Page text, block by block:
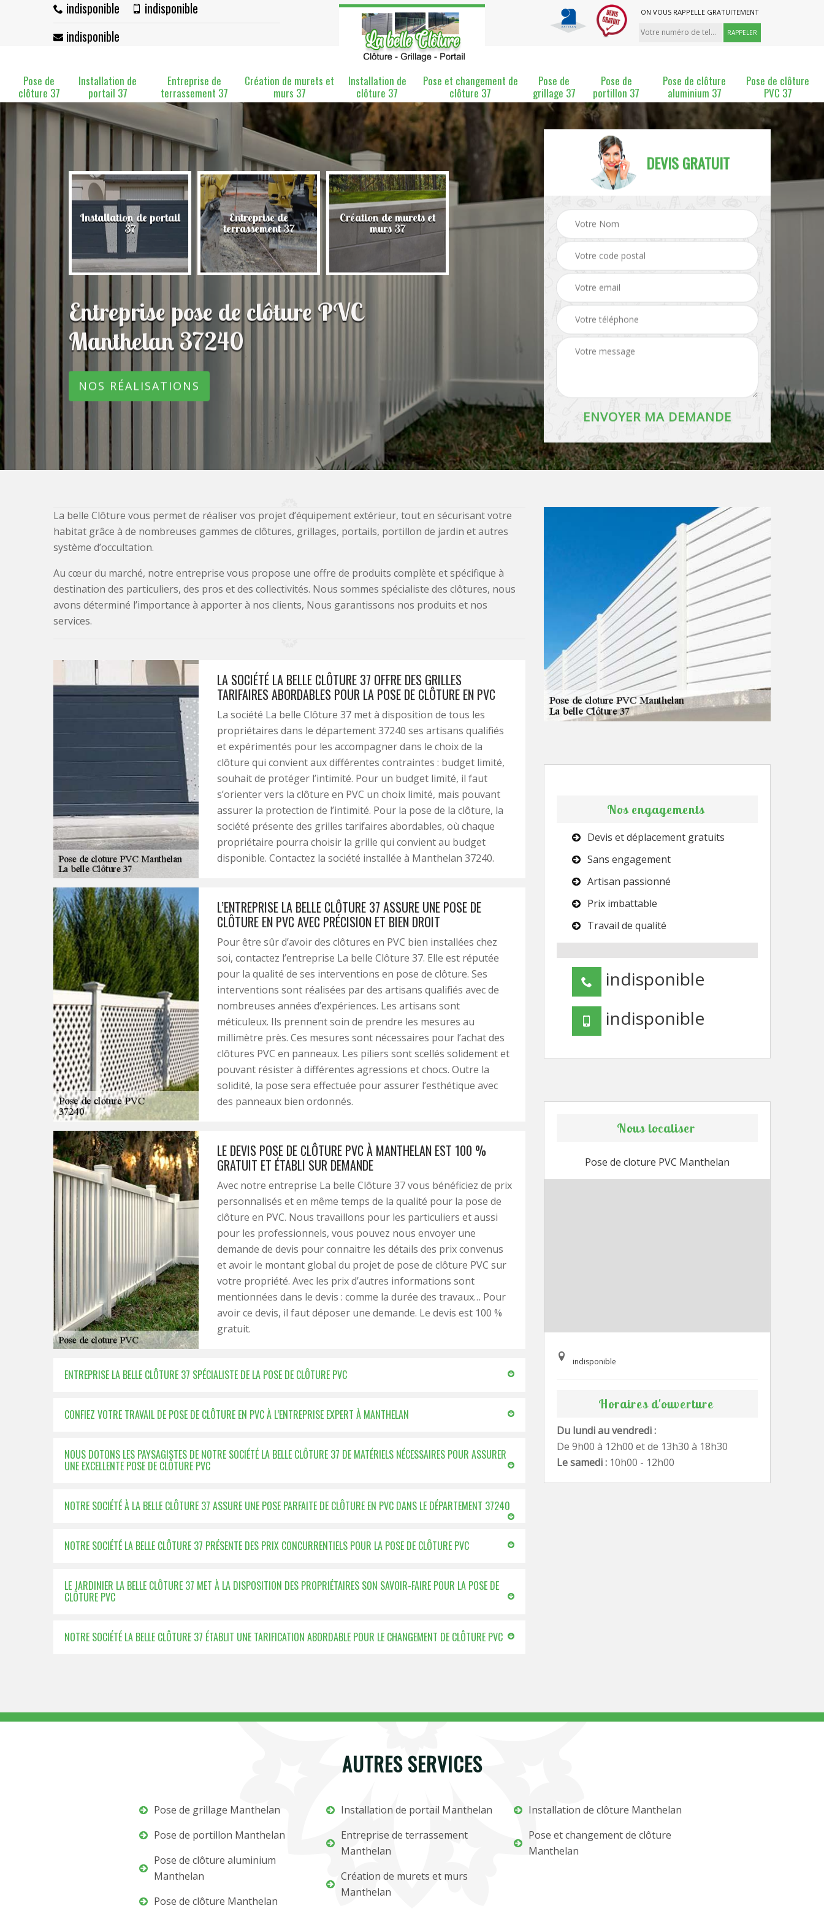
indisponible
indisponible
indisponible
ON VOUS RAPPELLE GRATUITEMENT
Pose de
clôture 37
Installation de
portail 37
Entreprise de
terrassement 37
Création de murets et
murs 37
Installation de
clôture 37
Pose et changement de
clôture 37
Pose de
grillage 37
Pose de
portillon 37
Pose de clôture
aluminium 37
Pose de clôture
PVC 37
37 Installation de portail
37
Entreprise de
terrassement 37
Création de murets et
murs 37
Installation de clôture
37
Pose et changement de Pose de grillage 37
Entreprise pose de clôture PVC
Manthelan 37240
NOS RÉALISATIONS
DEVIS GRATUIT
La belle Clôture vous permet de réaliser vos projet d’équipement extérieur, tout en sécurisant votre
habitat grâce à de nombreuses gammes de clôtures, grillages, portails, portillon de jardin et autres
système d’occultation.
Au cœur du marché, notre entreprise vous propose une offre de produits complète et spécifique à
destination des particuliers, des pros et des collectivités. Nous sommes spécialiste des clôtures, nous
avons déterminé l’importance à apporter à nos clients, Nous garantissons nos produits et nos
services.
LA SOCIÉTÉ LA BELLE CLÔTURE 37 OFFRE DES GRILLES
TARIFAIRES ABORDABLES POUR LA POSE DE CLÔTURE EN PVC
La société La belle Clôture 37 met à disposition de tous les
propriétaires dans le département 37240 ses artisans qualifiés
et expérimentés pour les accompagner dans le choix de la
clôture qui convient aux différentes contraintes : budget limité,
souhait de protéger l’intimité. Pour un budget limité, il faut
s’orienter vers la clôture en PVC un choix limité, mais pouvant
assurer la protection de l’intimité. Pour la pose de la clôture, la
société présente des grilles tarifaires abordables, où chaque
propriétaire pourra choisir la grille qui convient au budget
disponible. Contactez la société installée à Manthelan 37240.
L’ENTREPRISE LA BELLE CLÔTURE 37 ASSURE UNE POSE DE
CLÔTURE EN PVC AVEC PRÉCISION ET BIEN DROIT
Pour être sûr d’avoir des clôtures en PVC bien installées chez
soi, contactez l’entreprise La belle Clôture 37. Elle est réputée
pour la qualité de ses interventions en pose de clôture. Ses
interventions sont réalisées par des artisans qualifiés avec de
nombreuses années d’expériences. Les artisans sont
méticuleux. Ils prennent soin de prendre les mesures au
millimètre près. Ces mesures sont nécessaires pour l’achat des
clôtures PVC en panneaux. Les piliers sont scellés solidement et
pouvant résister à différentes agressions et chocs. Outre la
solidité, la pose sera effectuée pour assurer l’esthétique avec
des panneaux bien ordonnés.
LE DEVIS POSE DE CLÔTURE PVC À MANTHELAN EST 100 %
GRATUIT ET ÉTABLI SUR DEMANDE
Avec notre entreprise La belle Clôture 37 vous bénéficiez de prix
personnalisés et en même temps de la qualité pour la pose de
clôture en PVC. Nous travaillons pour les particuliers et aussi
pour les professionnels, vous pouvez nous envoyer une
demande de devis pour connaitre les détails des prix convenus
et avoir le montant global du projet de pose de clôture PVC sur
votre propriété. Avec les prix d’autres informations sont
mentionnées dans le devis : comme la durée des travaux… Pour
avoir ce devis, il faut déposer une demande. Le devis est 100 %
gratuit.
ENTREPRISE LA BELLE CLÔTURE 37 SPÉCIALISTE DE LA POSE DE CLÔTURE PVC
CONFIEZ VOTRE TRAVAIL DE POSE DE CLÔTURE EN PVC À L’ENTREPRISE EXPERT À MANTHELAN
NOUS DOTONS LES PAYSAGISTES DE NOTRE SOCIÉTÉ LA BELLE CLÔTURE 37 DE MATÉRIELS NÉCESSAIRES POUR ASSURER
UNE EXCELLENTE POSE DE CLÔTURE PVC
NOTRE SOCIÉTÉ À LA BELLE CLÔTURE 37 ASSURE UNE POSE PARFAITE DE CLÔTURE EN PVC DANS LE DÉPARTEMENT 37240
NOTRE SOCIÉTÉ LA BELLE CLÔTURE 37 PRÉSENTE DES PRIX CONCURRENTIELS POUR LA POSE DE CLÔTURE PVC
LE JARDINIER LA BELLE CLÔTURE 37 MET À LA DISPOSITION DES PROPRIÉTAIRES SON SAVOIR-FAIRE POUR LA POSE DE
CLÔTURE PVC
NOTRE SOCIÉTÉ LA BELLE CLÔTURE 37 ÉTABLIT UNE TARIFICATION ABORDABLE POUR LE CHANGEMENT DE CLÔTURE PVC
Nos engagements
Devis et déplacement gratuits
Sans engagement
Artisan passionné
Prix imbattable
Travail de qualité
indisponible
indisponible
Nous localiser
Pose de cloture PVC Manthelan
indisponible
Horaires d'ouverture
Du lundi au vendredi :
De 9h00 à 12h00 et de 13h30 à 18h30
Le samedi : 10h00 - 12h00
AUTRES SERVICES
Pose de grillage Manthelan
Pose de portillon Manthelan
Pose de clôture aluminium
Manthelan
Pose de clôture Manthelan
Installation de portail Manthelan
Entreprise de terrassement
Manthelan
Création de murets et murs
Manthelan
Installation de clôture Manthelan
Pose et changement de clôture
Manthelan